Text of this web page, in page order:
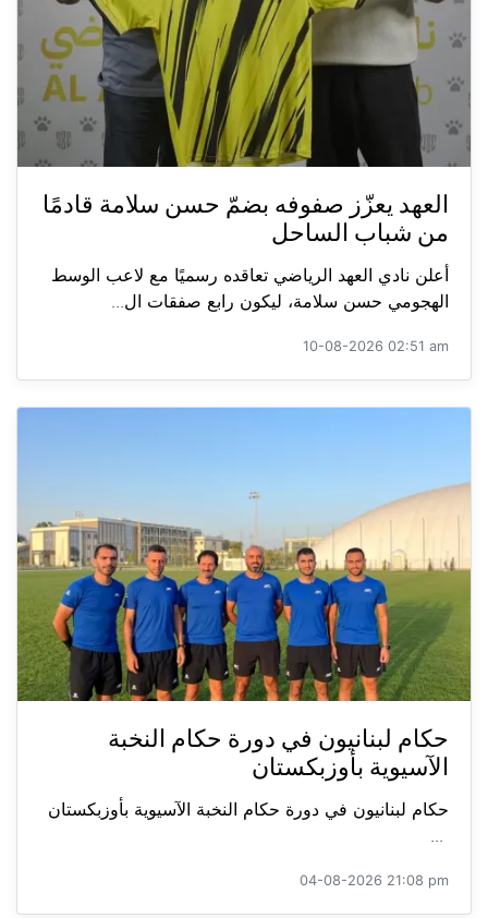
العهد يعزّز صفوفه بضمّ حسن سلامة قادمًا
من شباب الساحل
أعلن نادي العهد الرياضي تعاقده رسميًا مع لاعب الوسط
الهجومي حسن سلامة، ليكون رابع صفقات ال...
10-08-2026 02:51 am
حكام لبنانيون في دورة حكام النخبة
الآسيوية بأوزبكستان
حكام لبنانيون في دورة حكام النخبة الآسيوية بأوزبكستان
...
04-08-2026 21:08 pm